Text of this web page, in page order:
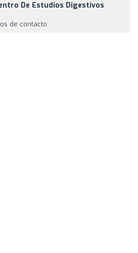
De Estudios Digestivos
de contacto